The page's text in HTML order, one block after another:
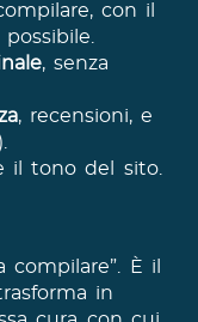
con il
, senza
, recensioni, e
il tono del sito.
È il
in